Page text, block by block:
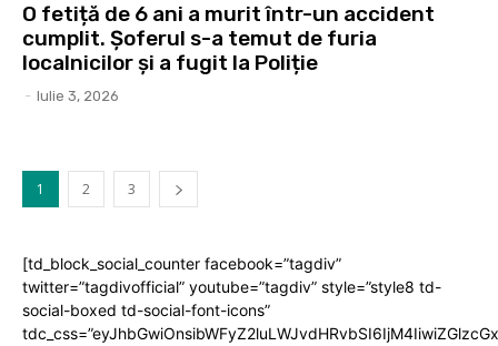
O fetiță de 6 ani a murit într-un accident
cumplit. Șoferul s-a temut de furia
localnicilor și a fugit la Poliție
- Iulie 3, 2026
1 2 3
[td_block_social_counter facebook=”tagdiv”
twitter=”tagdivofficial” youtube=”tagdiv” style=”style8 td-
social-boxed td-social-font-icons”